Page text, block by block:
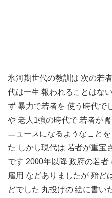
氷河期世代の教訓は 次の若
代は一生 報われることはな
ず 暴力で若者を 使う時代で
や 老人1強の時代で 若者が
ニュースになるようなこと
た しかし現代は 若者が重宝
です 2000年以降 政府の若
雇用 などありましたが 殆ど
どでした 丸投げの 絵に書い